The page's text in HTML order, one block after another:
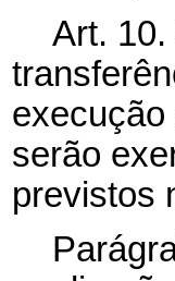
Art.
execução
serão
previstos